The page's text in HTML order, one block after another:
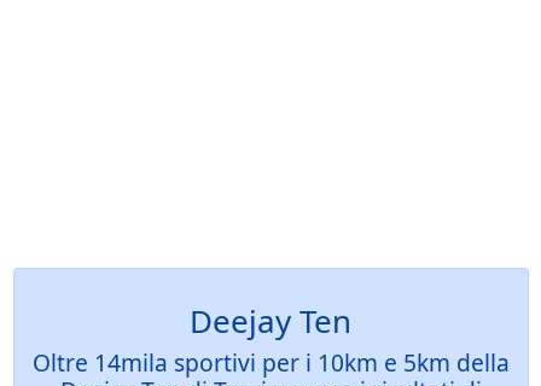
Deejay Ten
Oltre 14mila sportivi per i 10km e 5km della